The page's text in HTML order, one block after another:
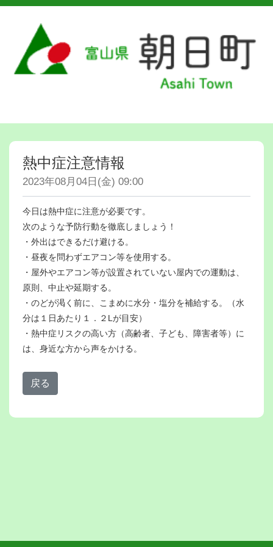
熱中症注意情報
2023年08月04日(金) 09:00
今日は熱中症に注意が必要です。
次のような予防行動を徹底しましょう！
・外出はできるだけ避ける。
・昼夜を問わずエアコン等を使用する。
・屋外やエアコン等が設置されていない屋内での運動は、
原則、中止や延期する。
・のどが渇く前に、こまめに水分・塩分を補給する。（水
分は１日あたり１．２Lが目安）
・熱中症リスクの高い方（高齢者、子ども、障害者等）に
は、身近な方から声をかける。
戻る